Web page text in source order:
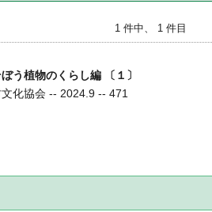
1 件中、 1 件目
う植物のくらし編 〔１〕
化協会 -- 2024.9 -- 471